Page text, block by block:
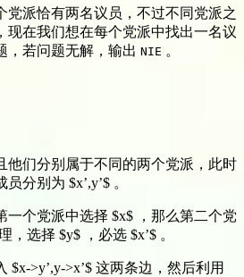
党派恰有两名议员，不过不同党派之
现在我们想在每个党派中找出一名议
，若问题无解，输出 NIE 。
他们分别属于不同的两个党派，此时
分别为 $x’,y’$ 。
一个党派中选择 $x$ ，那么第二个党
，选择 $y$ ，必选 $x’$ 。
$x->y’,y->x’$ 这两条边，然后利用